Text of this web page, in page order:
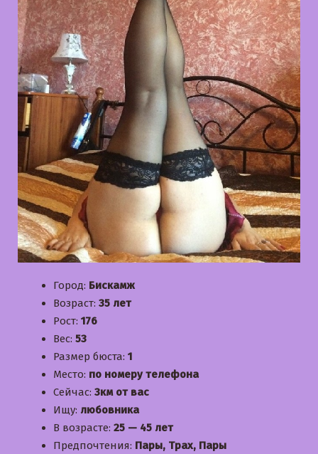
Город: Бискамж
Возраст: 35 лет
Рост: 176
Вес: 53
Размер бюста: 1
Место: по номеру телефона
Сейчас: 3км от вас
Ищу: любовника
В возрасте: 25 — 45 лет
Предпочтения: Пары, Трах, Пары